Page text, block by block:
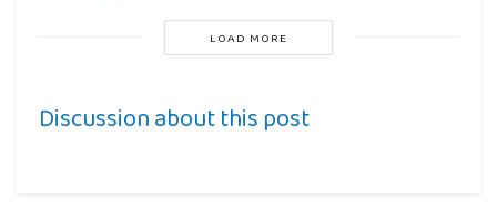
LOAD MORE
Discussion about this post